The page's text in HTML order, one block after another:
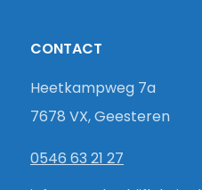
CONTACT
Heetkampweg 7a
7678 VX, Geesteren
0546 63 21 27